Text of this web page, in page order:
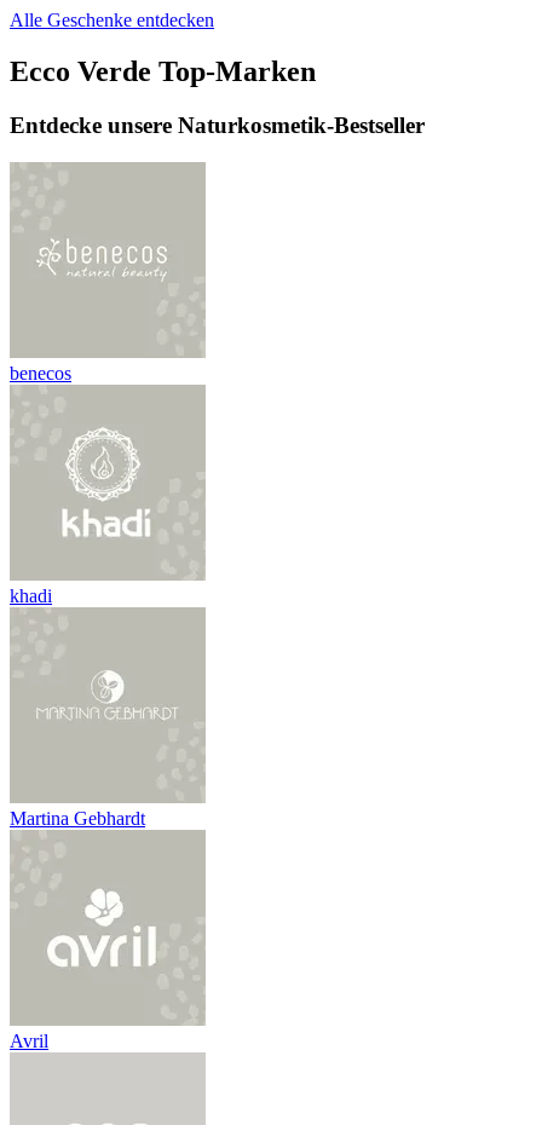
Alle Geschenke entdecken
Ecco Verde Top-Marken
Entdecke unsere Naturkosmetik-Bestseller
benecos
khadi
Martina Gebhardt
Avril